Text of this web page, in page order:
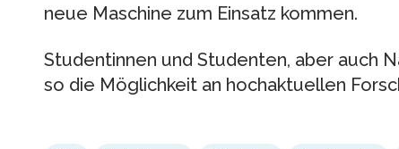
neue Maschine zum Einsatz kommen.
Studentinnen und Studenten, aber auch
so die Möglichkeit an hochaktuellen